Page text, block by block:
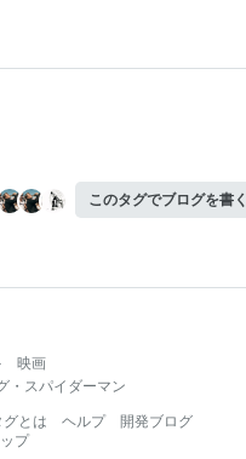
このタグでブログを書く
映画
・スパイダーマン
とは
ヘルプ
開発ブログ
プ